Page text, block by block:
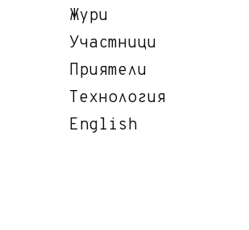
Жури
Участници
Приятели
Технология
English